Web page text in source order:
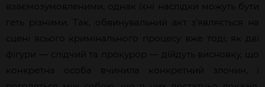
взаємозумовленими, однак їхні наслідки можуть бути
геть різними. Так, обвинувальний акт з’являється на
сцені всього кримінального процесу вже тоді, як дві
фігури — слідчий та прокурор — дійдуть висновку, що
конкретна особа вчинила конкретний злочин, і